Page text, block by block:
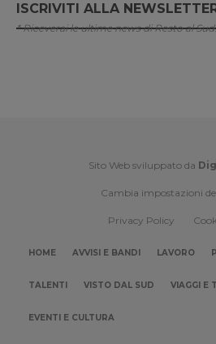
ISCRIVITI ALLA
* Riceverai le ultime news di Resto al Sud!
Sito Web sviluppato da
Cambia impostazioni
Privacy Policy
HOME AVVISI E BANDI LAVORO
TALENTI VISTO DAL SUD VIAGGI E
EVENTI E CULTURA